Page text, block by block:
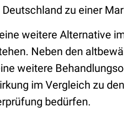
zu einer
weitere Alternative
Neben den
weitere
im Vergleich zu
bedürfen.